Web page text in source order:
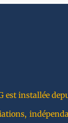
est installée